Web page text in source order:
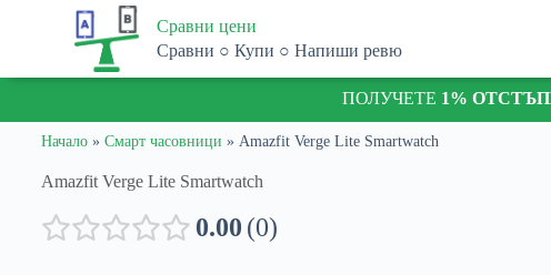
p
o
Сравни цени
Сравни ○ Купи ○ Напиши ревю
ПОЛУЧЕТЕ 1%
Начало » Смарт часовници » Amazfit Verge Lite Smartwatch
Amazfit Verge Lite Smartwatch
0.00 0